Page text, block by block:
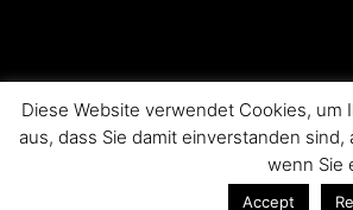
Diese Website verwendet Cookies, um
aus, dass Sie damit einverstanden
wenn Sie
Accept